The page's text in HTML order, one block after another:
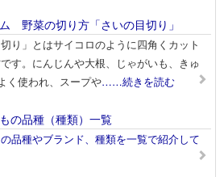
野菜の切り方「さいの目切り」
切り」とはサイコロのように四角くカット
す。にんじんや大根、じゃがいも、きゅ
く使われ、スープや……続きを読む
の品種（種類）一覧
品種やブランド、種類を一覧で紹介して